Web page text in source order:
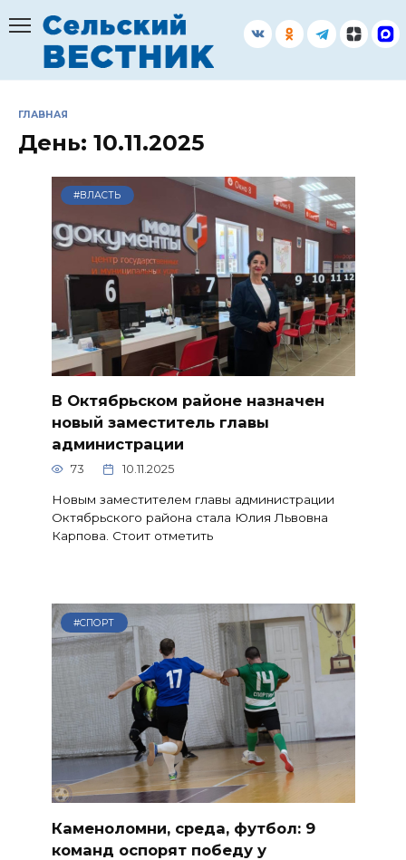
содержанию
ГЛАВНАЯ
День: 10.11.2025
#ВЛАСТЬ
В Октябрьском районе назначен
новый заместитель главы
администрации
73 10.11.2025
Новым заместителем главы администрации
Октябрьского района стала Юлия Львовна
Карпова. Стоит отметить
#СПОРТ
Каменоломни, среда, футбол: 9
команд оспорят победу у